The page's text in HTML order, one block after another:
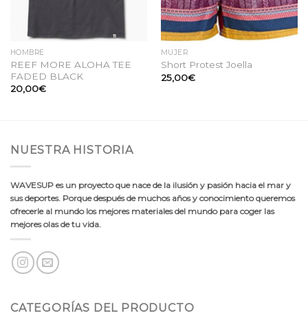
HOMBRE
REEF MORE ALOHA TEE
FADED BLACK
20,00€
MUJER
Short Protest Joella
25,00€
NUESTRA HISTORIA
WAVESUP es un proyecto que nace de la ilusión y pasión hacia el mar y
sus deportes. Porque después de muchos años y conocimiento queremos
ofrecerle al mundo los mejores materiales del mundo para coger las
mejores olas de tu vida.
CATEGORÍAS DEL PRODUCTO